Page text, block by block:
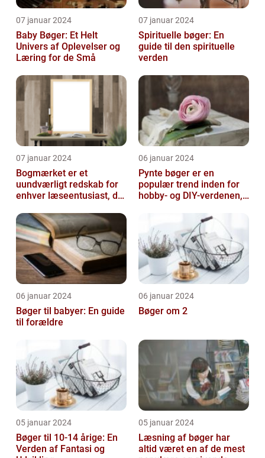
07 januar 2024
Baby Bøger: Et Helt
Univers af Oplevelser og
Læring for de Små
07 januar 2024
Spirituelle bøger: En
guide til den spirituelle
verden
07 januar 2024
Bogmærket er et
uundværligt redskab for
enhver læseentusiast, der
overblikket og v...
06 januar 2024
Pynte bøger er en
populær trend inden for
hobby- og DIY-verdenen,
dekorerer og t...
06 januar 2024
Bøger til babyer: En guide
til forældre
06 januar 2024
Bøger om 2
05 januar 2024
Bøger til 10-14 årige: En
Verden af Fantasi og
05 januar 2024
Læsning af bøger har
altid været en af de mest